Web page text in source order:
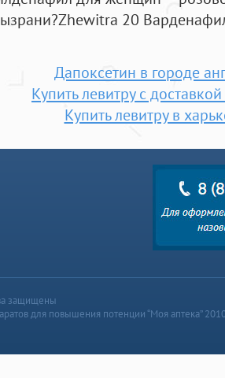
20
Дапоксетин в городе
Купить левитру с
Купить левитру в
защищены
для повышения потенции “Моя аптека”